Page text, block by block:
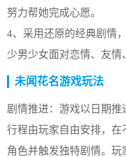
努力帮她完成心愿。
4、采用还原的经典剧情
少男少女面对恋情、友情
未闻花名游戏玩法
剧情推进：游戏以日期
行程由玩家自由安排，在
角色并触发独特剧情。